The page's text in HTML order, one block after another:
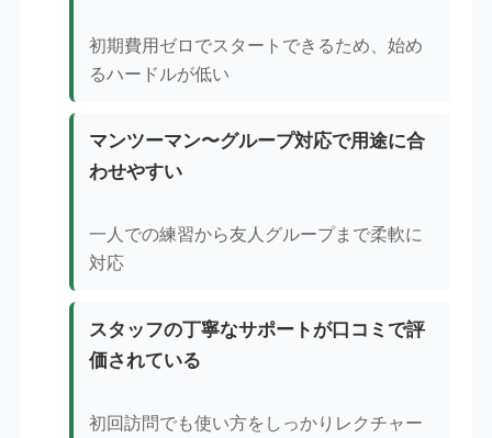
初期費用ゼロでスタートできるため、始め
るハードルが低い
マンツーマン〜グループ対応で用途に合
わせやすい
一人での練習から友人グループまで柔軟に
対応
スタッフの丁寧なサポートが口コミで評
価されている
初回訪問でも使い方をしっかりレクチャー